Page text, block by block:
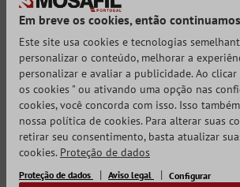
Em breve os cookies, então
Este site usa cookies e tecnologias
personalizar o conteúdo, melhorar a
personalizar e avaliar a publicidade. Ao clicar
os cookies " ou ativando uma opção nas
cookies, você concorda com isso. Isso
nossa política de cookies. Para alterar suas
retirar seu consentimento, basta atualizar
cookies. Proteção de dados
Proteção de dados Aviso legal Configurar